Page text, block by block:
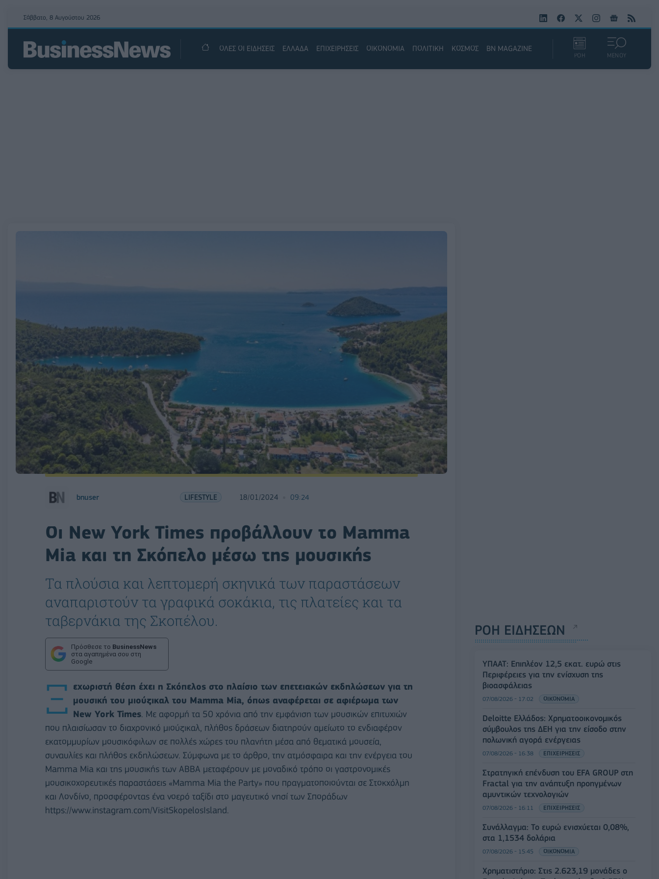
Σάββατο, 8 Αυγούστου 2026
ΟΛΕΣ ΟΙ ΕΙΔΗΣΕΙΣ ΕΛΛΑΔΑ ΕΠΙΧΕΙΡΗΣΕΙΣ ΟΙΚΟΝΟΜΙΑ ΠΟΛΙΤΙΚΗ ΚΟΣΜΟΣ BN MAGAZINE
ΡΟΗ ΜΕΝΟΥ
bnuser LIFESTYLE 18/01/2024 09:24
Οι New York Times προβάλλουν το Mamma
Mia και τη Σκόπελο μέσω της μουσικής
Τα πλούσια και λεπτομερή σκηνικά των παραστάσεων
αναπαριστούν τα γραφικά σοκάκια, τις πλατείες και τα
ταβερνάκια της Σκοπέλου.
Πρόσθεσε το BusinessNews
στα αγαπημένα σου στη
Google
Ξ εχωριστή θέση έχει η Σκόπελος στο πλαίσιο των επετειακών εκδηλώσεων για τη
μουσική του μιούζικαλ του Mamma Mia, όπως αναφέρεται σε αφιέρωμα των
New York Times. Με αφορμή τα 50 χρόνια από την εμφάνιση των μουσικών επιτυχιών
που πλαισίωσαν το διαχρονικό μιούζικαλ, πλήθος δράσεων διατηρούν αμείωτο το ενδιαφέρον
εκατομμυρίων μουσικόφιλων σε πολλές χώρες του πλανήτη μέσα από θεματικά μουσεία,
συναυλίες και πλήθος εκδηλώσεων. Σύμφωνα με το άρθρο, την ατμόσφαιρα και την ενέργεια του
Mamma Mia και της μουσικής των ABBA μεταφέρουν με μοναδικό τρόπο οι γαστρονομικές
μουσικοχορευτικές παραστάσεις «Μamma Mia the Party» που πραγματοποιούνται σε Στοκχόλμη
και Λονδίνο, προσφέροντας ένα νοερό ταξίδι στο μαγευτικό νησί των Σποράδων
https://www.instagram.com/VisitSkopelosIsland.
ΡΟΗ ΕΙΔΗΣΕΩΝ
ΥΠΑΑΤ: Επιπλέον 12,5 εκατ. ευρώ στις
Περιφέρειες για την ενίσχυση της
βιοασφάλειας
07/08/2026 - 17:02 ΟΙΚΟΝΟΜΙΑ
Deloitte Ελλάδος: Χρηματοοικονομικός
σύμβουλος της ΔΕΗ για την είσοδο στην
πολωνική αγορά ενέργειας
07/08/2026 - 16:38 ΕΠΙΧΕΙΡΗΣΕΙΣ
Στρατηγική επένδυση του EFA GROUP στη
Fractal για την ανάπτυξη προηγμένων
αμυντικών τεχνολογιών
07/08/2026 - 16:11 ΕΠΙΧΕΙΡΗΣΕΙΣ
Συνάλλαγμα: Το ευρώ ενισχύεται 0,08%,
στα 1,1534 δολάρια
07/08/2026 - 15:45 ΟΙΚΟΝΟΜΙΑ
Χρηματιστήριο: Στις 2.623,19 μονάδες ο